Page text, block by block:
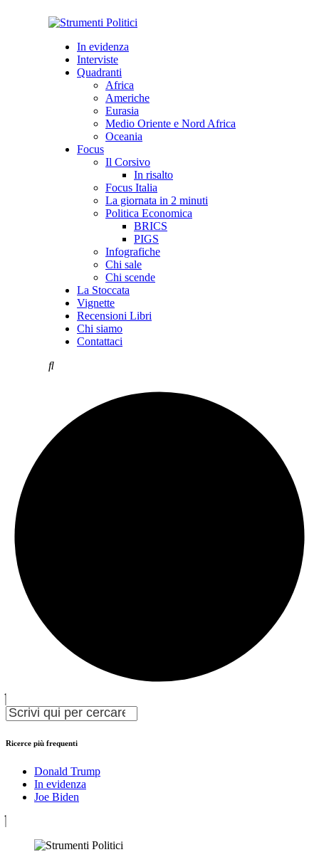
In evidenza
Interviste
Quadranti
Africa
Americhe
Eurasia
Medio Oriente e Nord Africa
Oceania
Focus
Il Corsivo
In risalto
Focus Italia
La giornata in 2 minuti
Politica Economica
BRICS
PIGS
Infografiche
Chi sale
Chi scende
La Stoccata
Vignette
Recensioni Libri
Chi siamo
Contattaci
Ricerce più frequenti
Donald Trump
In evidenza
Joe Biden